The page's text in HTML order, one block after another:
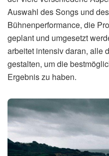
Auswahl des Songs und
Bühnenperformance, die
geplant und umgesetzt
arbeitet intensiv daran, alle
gestalten, um die
Ergebnis zu haben.